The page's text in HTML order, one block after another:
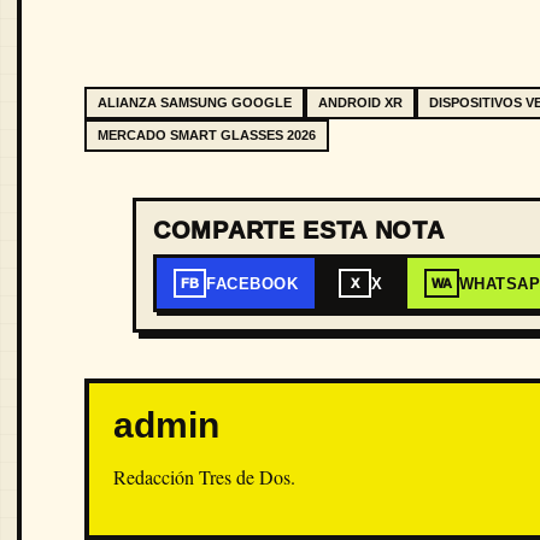
ALIANZA SAMSUNG GOOGLE ANDROID XR DISPOSITIVOS
MERCADO SMART GLASSES 2026
COMPARTE ESTA NOTA
FB FACEBOOK X X WA
admin
Redacción Tres de Dos.